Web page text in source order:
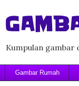
Kumpulan gambar
Gambar Rumah